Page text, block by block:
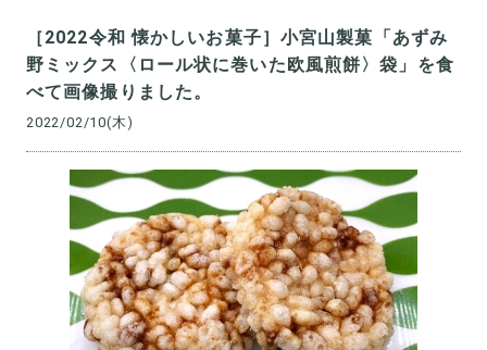
［2022令和 懐かしいお菓子］小宮山製菓「あずみ
野ミックス〈ロール状に巻いた欧風煎餅〉袋」を食
べて画像撮りました。
2022/02/10(木)